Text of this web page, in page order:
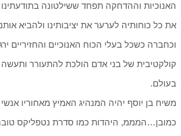
האנוכיות וההדחקה תפחד ששילטונה בתודעתינו
את כל כוחותיה לערער את יציבותינו ולהביא
וכחברה כשכל בעלי הכוח האנוכיים והחזיריים
קולקטיבית של בני אדם הולכת להתעורר ותעשה
בעולם.
משיח בן יוסף יהיה המנהיג האמיץ מאחוריו
כמובן…המממ, היהדות כמו סדרת נטפליקס